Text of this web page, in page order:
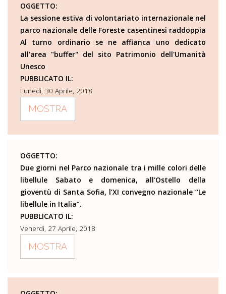
OGGETTO:
La sessione estiva di volontariato internazionale nel
parco nazionale delle Foreste casentinesi raddoppia
Al turno ordinario se ne affianca uno dedicato
all'area "buffer" del sito Patrimonio dell'Umanità
Unesco
PUBBLICATO IL:
Lunedì, 30 Aprile, 2018
MOSTRA
OGGETTO:
Due giorni nel Parco nazionale tra i mille colori delle
libellule Sabato e domenica, all'Ostello della
gioventù di Santa Sofia, l’XI convegno nazionale “Le
libellule in Italia”.
PUBBLICATO IL:
Venerdì, 27 Aprile, 2018
MOSTRA